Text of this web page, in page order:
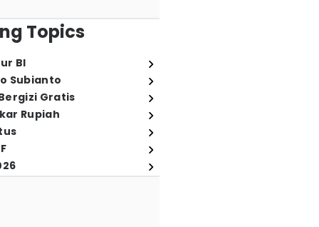
Topics
BI
Subianto
Gratis
Rupiah